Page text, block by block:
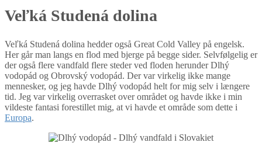
Veľká Studená dolina
Veľká Studená dolina hedder også Great Cold Valley på engelsk.
Her går man langs en flod med bjerge på begge sider. Selvfølgelig er
der også flere vandfald flere steder ved floden herunder Dlhý
vodopád og Obrovský vodopád. Der var virkelig ikke mange
mennesker, og jeg havde Dlhý vodopád helt for mig selv i længere
tid. Jeg var virkelig overrasket over området og havde ikke i min
vildeste fantasi forestillet mig, at vi havde et område som dette i
Europa.